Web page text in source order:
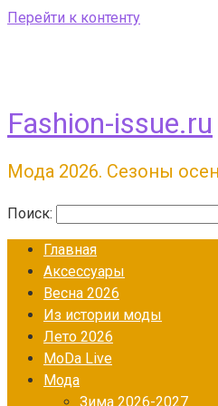
Перейти к контенту
Fashion-issue.ru
Мода 2026. Сезоны
Поиск:
Главная
Аксессуары
Весна 2026
Из истории моды
Лето 2026
МоDа Live
Мода
Зима 2026-2027